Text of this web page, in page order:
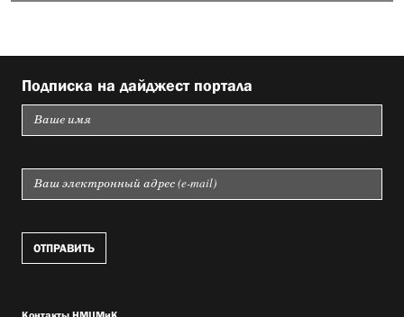
Подписка на дайджест портала